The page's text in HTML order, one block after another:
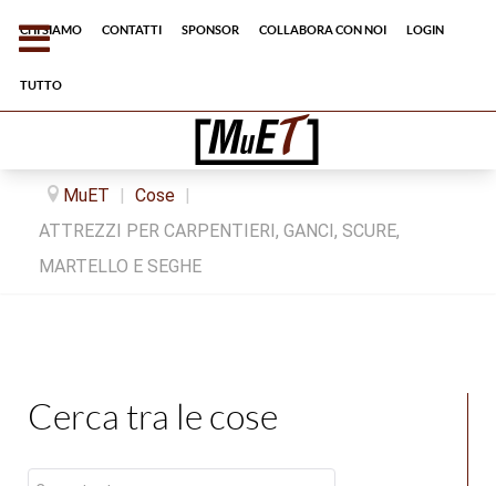
Chi siamo Contatti Sponsor Collabora con noi Login
tutto
MuET | Cose |
ATTREZZI PER CARPENTIERI, GANCI, SCURE,
MARTELLO E SEGHE
Cerca tra le cose